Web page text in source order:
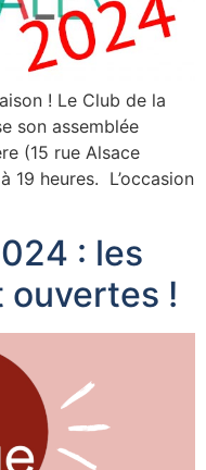
! Le Club de la
son assemblée
(15 rue Alsace
19 heures. L’occasion
: les
ouvertes !